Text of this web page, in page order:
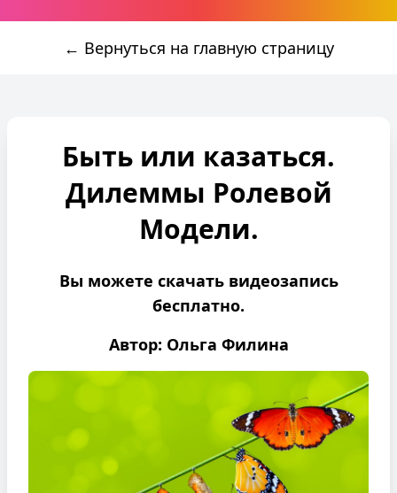
← Вернуться на главную страницу
Быть или казаться.
Дилеммы Ролевой
Модели.
Вы можете скачать видеозапись
бесплатно.
Автор: Ольга Филина